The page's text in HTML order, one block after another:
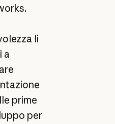
li
a
prime
per